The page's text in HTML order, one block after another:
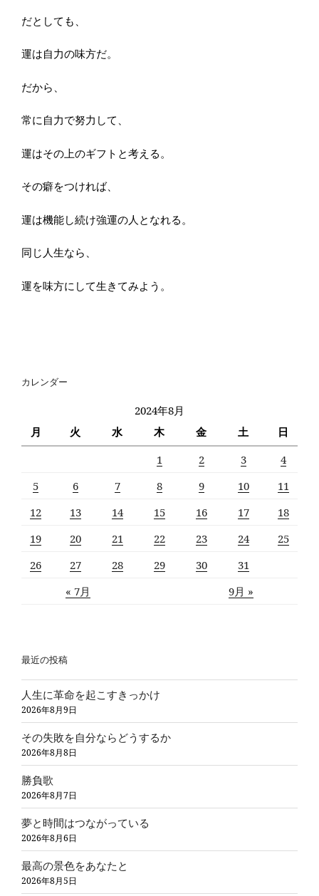
だとしても、
運は自力の味方だ。
だから、
常に自力で努力して、
運はその上のギフトと考える。
その癖をつければ、
運は機能し続け強運の人となれる。
同じ人生なら、
運を味方にして生きてみよう。
カレンダー
2024年8月
月
火 水 木 金 土 日
« 7月 9月 »
1 2 3
4
5
6 7 8 9 10
11
12
13 14 15 16 17
18
19
20 21 22 23 24
25
26
27 28 29 30 31
最近の投稿
人生に革命を起こすきっかけ
2026年8月9日
その失敗を自分ならどうするか
2026年8月8日
勝負歌
2026年8月7日
夢と時間はつながっている
2026年8月6日
最高の景色をあなたと
2026年8月5日